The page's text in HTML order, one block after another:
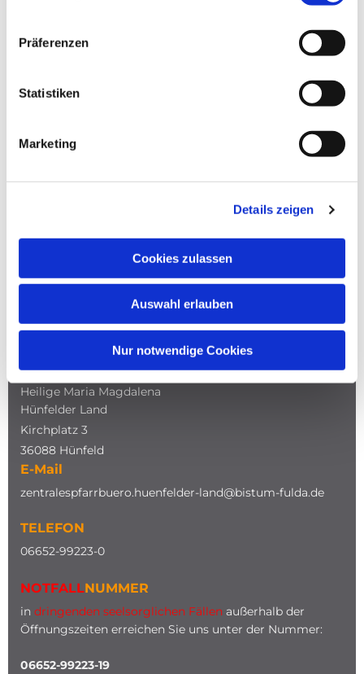
Präferenzen
Statistiken
Marketing
Details zeigen
Cookies zulassen
Auswahl erlauben
Nur notwendige Cookies
NAVIGATION
Katholische Kirche
Heilige Maria Magdalena
Hünfelder Land
Kirchplatz 3
36088 Hünfeld
E-Mail
zentralespfarrbuero.huenfelder-land@bistum-fulda.de
TELEFON
06652-99223-0
NOTFALLNUMMER
in dringenden seelsorglichen Fällen außerhalb der
Öffnungszeiten erreichen Sie uns unter der Nummer:
06652-99223-19